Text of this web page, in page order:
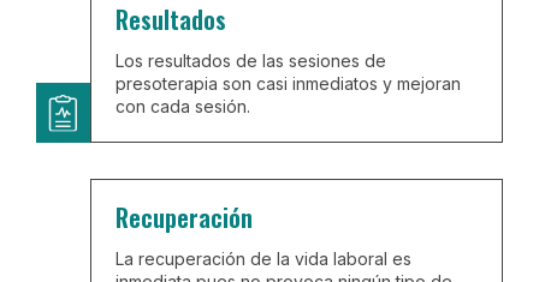
Resultados
Los resultados de las sesiones de
presoterapia son casi inmediatos y mejoran
con cada sesión.
Recuperación
La recuperación de la vida laboral es